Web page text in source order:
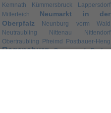
Kemnath
Kümmersbruck
Lappersdorf
Mitterteich
Neumarkt in der
Oberpfalz
Neunburg vorm Wald
Neutraubling
Nittenau
Nittendorf
Obertraubling
Pfreimd Postbauer-Heng
Regensburg Regenstauf Roding